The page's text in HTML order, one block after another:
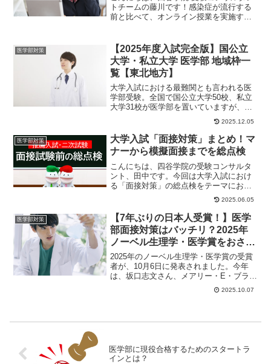
トチームの藤川です！感染症が流行する
前と比べて、オンライン授業を実施する
医学部対策
【2025年度入試完全版】国公立
大学・私立大学 医学部 地域枠一
覧【東北地方】
大学入試における最難関とも言われる医
学部受験。全国で国公立大学50校、私立
大学31校が医学部を置いていますが、い
ずれの大学も入ることは簡単ではありま
2025.12.05
医学部対策
大学入試「面接対策」まとめ！マ
ナーから模擬面接までを総点検
こんにちは、四谷学院の受験コンサルタ
ント、田中です。今回は大学入試におけ
る「面接対策」の総点検をテーマにお送
りします。マナーを確認しよう大学側と
2025.06.05
医学部対策
【7年ぶりの日本人受賞！】医学
部面接対策はバッチリ？2025年
ノーベル生理学・医学賞をおさえ
ておこう！
2025年のノーベル生理学・医学賞の受賞
者が、10月6日に発表されました。今年
は、坂口志文さん、メアリー・E・ブラン
コウさん、フレッド・ラムズデルさんの3
2025.10.07
医学部に現役合格するためのスタートラ
インとは？